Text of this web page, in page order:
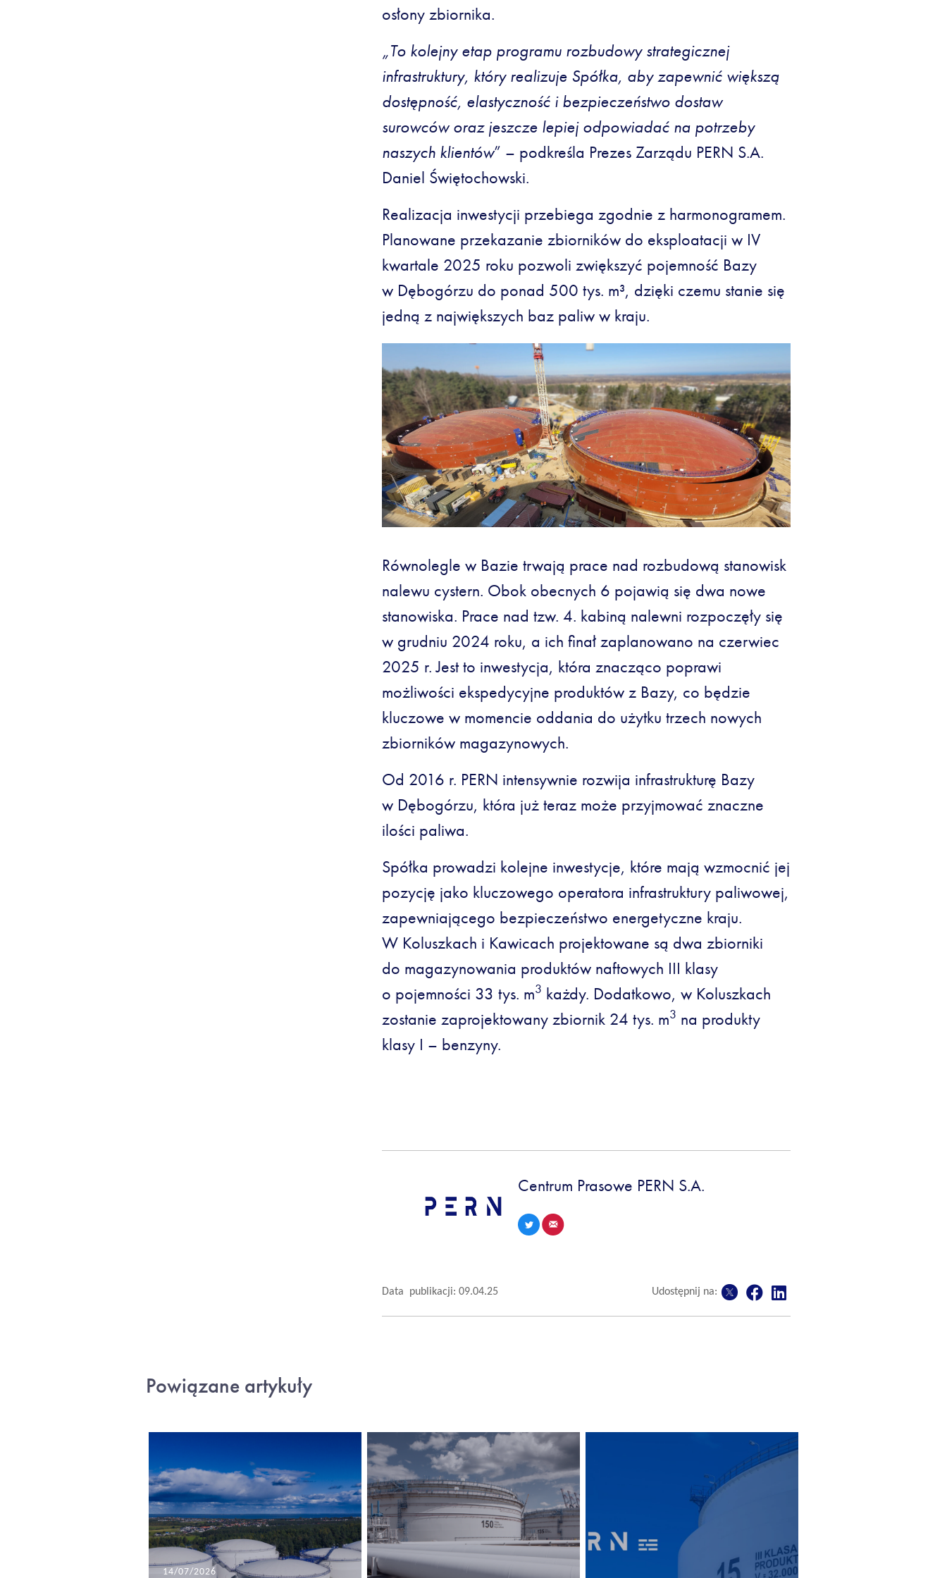
osłony zbiornika.
„To kolejny etap programu rozbudowy strategicznej
infrastruktury, który realizuje Spółka, aby zapewnić większą
dostępność, elastyczność i bezpieczeństwo dostaw
surowców oraz jeszcze lepiej odpowiadać na potrzeby
naszych klientów” – podkreśla Prezes Zarządu PERN S.A.
Daniel Świętochowski.
Realizacja inwestycji przebiega zgodnie z harmonogramem.
Planowane przekazanie zbiorników do eksploatacji w IV
kwartale 2025 roku pozwoli zwiększyć pojemność Bazy
w Dębogórzu do ponad 500 tys. m³, dzięki czemu stanie się
jedną z największych baz paliw w kraju.
Równolegle w Bazie trwają prace nad rozbudową stanowisk
nalewu cystern. Obok obecnych 6 pojawią się dwa nowe
stanowiska. Prace nad tzw. 4. kabiną nalewni rozpoczęły się
w grudniu 2024 roku, a ich finał zaplanowano na czerwiec
2025 r. Jest to inwestycja, która znacząco poprawi
możliwości ekspedycyjne produktów z Bazy, co będzie
kluczowe w momencie oddania do użytku trzech nowych
zbiorników magazynowych.
Od 2016 r. PERN intensywnie rozwija infrastrukturę Bazy
w Dębogórzu, która już teraz może przyjmować znaczne
ilości paliwa.
Spółka prowadzi kolejne inwestycje, które mają wzmocnić jej
pozycję jako kluczowego operatora infrastruktury paliwowej,
zapewniającego bezpieczeństwo energetyczne kraju.
W Koluszkach i Kawicach projektowane są dwa zbiorniki
do magazynowania produktów naftowych III klasy
o pojemności 33 tys. m3 każdy. Dodatkowo, w Koluszkach
zostanie zaprojektowany zbiornik 24 tys. m3 na produkty
klasy I – benzyny.
Centrum Prasowe PERN S.A.
Data publikacji: 09.04.25 Udostępnij na:
Powiązane artykuły
14/07/2026